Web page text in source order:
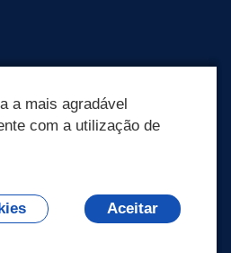
a mais agradável
com a utilização de
Aceitar